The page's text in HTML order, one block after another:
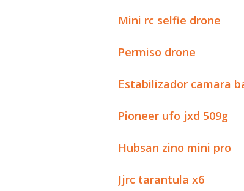
Mini rc selfie drone
Permiso drone
Estabilizador camara
Pioneer ufo jxd 509g
Hubsan zino mini pro
Jjrc tarantula x6